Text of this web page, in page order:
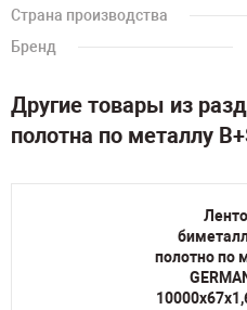
Страна производства
Бренд
Другие товары из
полотна по металлу
полотно по